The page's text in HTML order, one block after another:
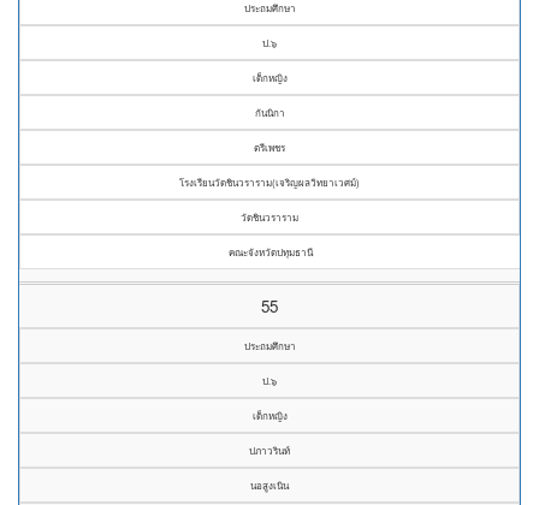
ประถมศึกษา
ป.๖
เด็กหญิง
กันนิกา
ตรีเพชร
โรงเรียนวัดชินวราราม(เจริญผลวิทยาเวศม์)
วัดชินวราราม
คณะจังหวัดปทุมธานี
55
ประถมศึกษา
ป.๖
เด็กหญิง
ปภาวรินท์
นอสูงเนิน